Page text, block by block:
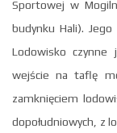
Sportowej w
budynku Hali).
Lodowisko
wejście na taflę
zamknięciem
dopołudniowych, z